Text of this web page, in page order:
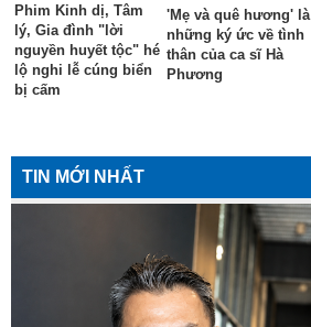
Phim Kinh dị, Tâm
lý, Gia đình "lời
nguyền huyết tộc" hé
lộ nghi lễ cúng biển
bị cấm
'Mẹ và quê hương' là
những ký ức về tình
thân của ca sĩ Hà
Phương
TIN MỚI NHẤT